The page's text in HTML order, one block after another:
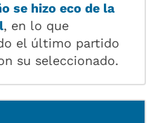
se hizo eco de la
, en lo que
el último partido
su seleccionado.